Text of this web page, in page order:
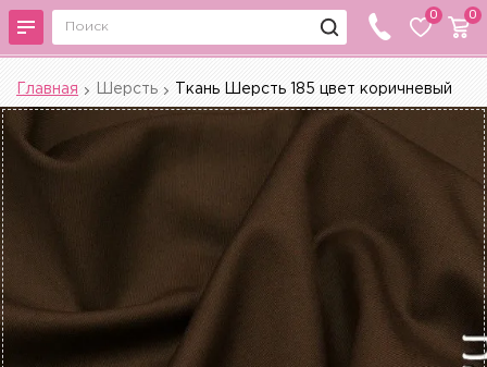
0 0
Главная Шерсть Ткань Шерсть 185 цвет коричневый